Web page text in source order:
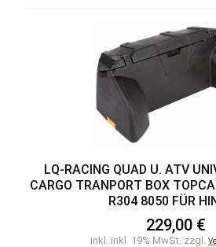
LQ-RACING QUAD U. ATV
CARGO TRANPORT BOX
R304 8050 FÜR
229,00 €
inkl. inkl. 19% MwSt. zzgl.